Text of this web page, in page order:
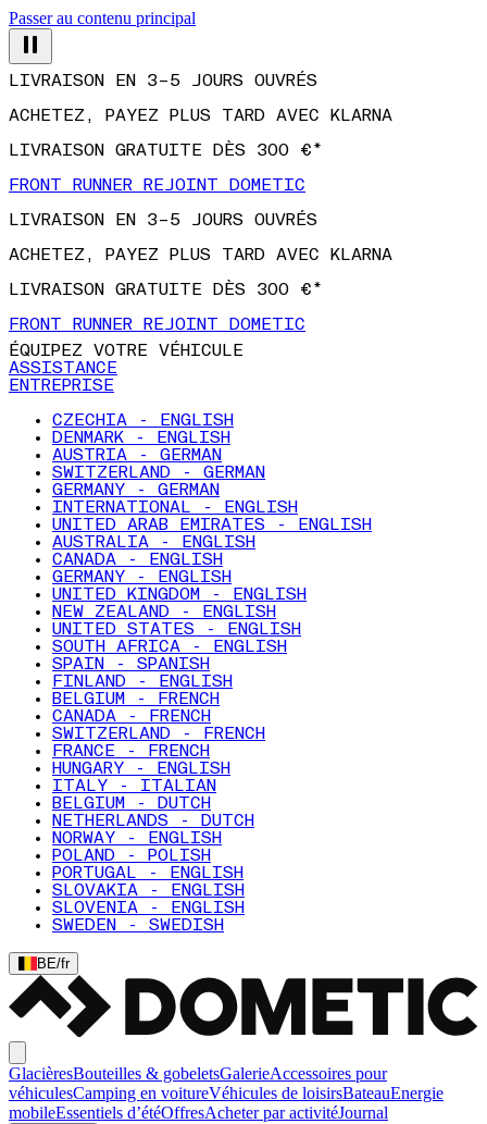
Passer au contenu principal
LIVRAISON EN 3–5 JOURS OUVRÉS
ACHETEZ, PAYEZ PLUS TARD AVEC KLARNA
LIVRAISON GRATUITE DÈS 300 €*
FRONT RUNNER REJOINT DOMETIC
LIVRAISON EN 3–5 JOURS OUVRÉS
ACHETEZ, PAYEZ PLUS TARD AVEC KLARNA
LIVRAISON GRATUITE DÈS 300 €*
FRONT RUNNER REJOINT DOMETIC
ÉQUIPEZ VOTRE VÉHICULE
ASSISTANCE
ENTREPRISE
CZECHIA - ENGLISH
DENMARK - ENGLISH
AUSTRIA - GERMAN
SWITZERLAND - GERMAN
GERMANY - GERMAN
INTERNATIONAL - ENGLISH
UNITED ARAB EMIRATES - ENGLISH
AUSTRALIA - ENGLISH
CANADA - ENGLISH
GERMANY - ENGLISH
UNITED KINGDOM - ENGLISH
NEW ZEALAND - ENGLISH
UNITED STATES - ENGLISH
SOUTH AFRICA - ENGLISH
SPAIN - SPANISH
FINLAND - ENGLISH
BELGIUM - FRENCH
CANADA - FRENCH
SWITZERLAND - FRENCH
FRANCE - FRENCH
HUNGARY - ENGLISH
ITALY - ITALIAN
BELGIUM - DUTCH
NETHERLANDS - DUTCH
NORWAY - ENGLISH
POLAND - POLISH
PORTUGAL - ENGLISH
SLOVAKIA - ENGLISH
SLOVENIA - ENGLISH
SWEDEN - SWEDISH
BE/fr
GlacièresBouteilles & gobeletsGalerieAccessoires pour
véhiculesCamping en voitureVéhicules de loisirsBateauEnergie
mobileEssentiels d’étéOffresAcheter par activitéJournal